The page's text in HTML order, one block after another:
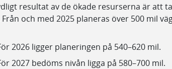
resultat av de ökade resurserna är att
Från och med 2025 planeras över 500 mil
2026 ligger planeringen på 540–620 mil.
2027 bedöms nivån ligga på 580–700 mil.